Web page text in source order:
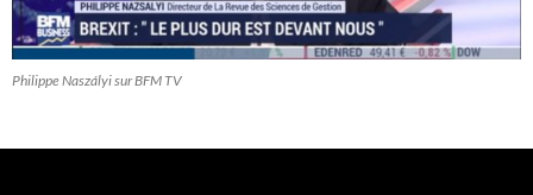
Philippe Naszályi sur BFM TV